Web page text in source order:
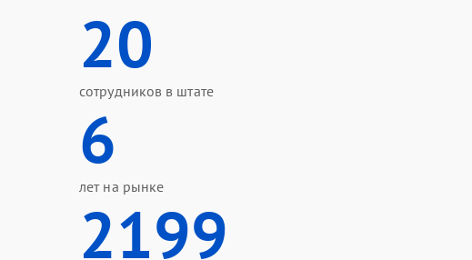
20
сотрудников в штате
6
лет на рынке
2199